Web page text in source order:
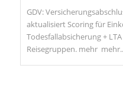
GDV:
aktualisiert Scoring für
Todesfallabsicherung +
Reisegruppen. mehr